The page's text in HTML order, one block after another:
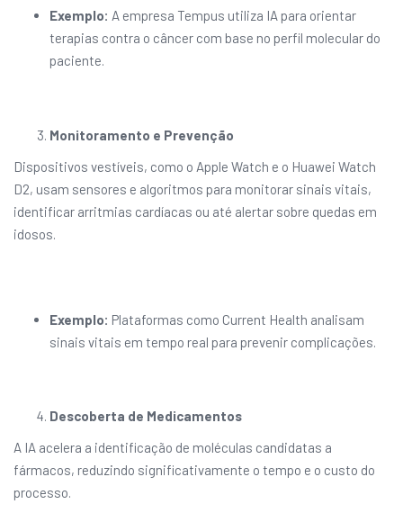
Exemplo: A empresa Tempus utiliza IA para orientar
terapias contra o câncer com base no perfil molecular do
paciente.
Monitoramento e Prevenção
Dispositivos vestíveis, como o Apple Watch e o Huawei Watch
D2, usam sensores e algoritmos para monitorar sinais vitais,
identificar arritmias cardíacas ou até alertar sobre quedas em
idosos.
Exemplo: Plataformas como Current Health analisam
sinais vitais em tempo real para prevenir complicações.
Descoberta de Medicamentos
A IA acelera a identificação de moléculas candidatas a
fármacos, reduzindo significativamente o tempo e o custo do
processo.